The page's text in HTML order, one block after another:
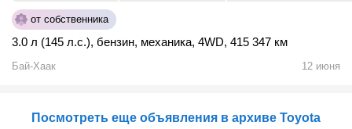
от собственника
3.0 л (145 л.с.), бензин, механика, 4WD, 415 347 км
Бай-Хаак 12 июня
Посмотреть еще объявления в архиве Toyota